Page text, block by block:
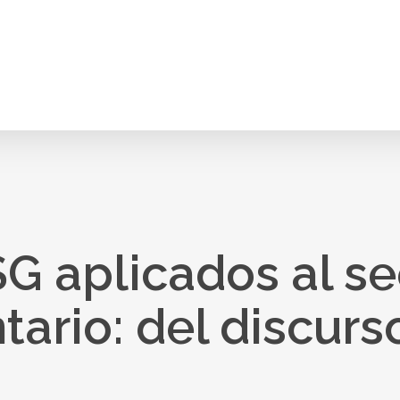
aplicados al
del